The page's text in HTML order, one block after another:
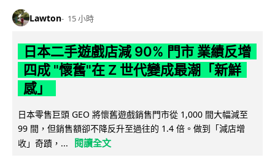
Lawton 15 小時
日本二手遊戲店減 90% 門市 業績反增
四成 "懷舊"在 Z 世代變成最潮「新鮮
感」
日本零售巨頭 GEO 將懷舊遊戲銷售門市從 1,000 間大幅減至
99 間，但銷售額卻不降反升至過往的 1.4 倍。做到「減店增
收」奇蹟，...
閱讀全文